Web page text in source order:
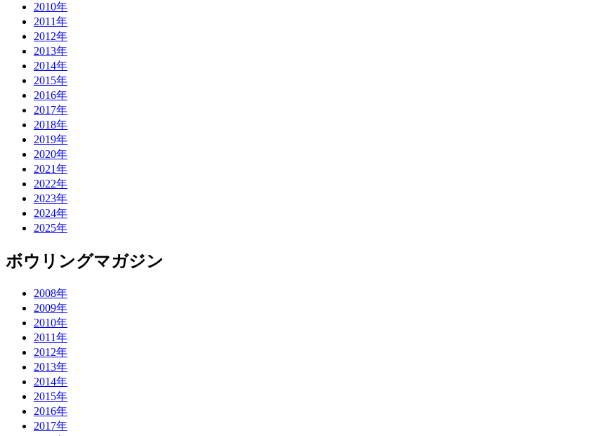
2010年
2011年
2012年
2013年
2014年
2015年
2016年
2017年
2018年
2019年
2020年
2021年
2022年
2023年
2024年
2025年
ボウリングマガジン
2008年
2009年
2010年
2011年
2012年
2013年
2014年
2015年
2016年
2017年